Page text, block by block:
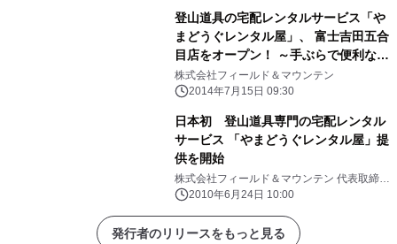
登山道具の宅配レンタルサービス「や
まどうぐレンタル屋」、 富士吉田五合
目店をオープン！ ～手ぶらで便利な富
士登山をますます応援～
株式会社フィールド＆マウンテン
2014年7月15日 09:30
日本初 登山道具専門の宅配レンタル
サービス 「やまどうぐレンタル屋」提
供を開始
株式会社フィールド＆マウンテン 代表取締
役 山田 淳
2010年6月24日 10:00
発行者のリリースをもっと見る